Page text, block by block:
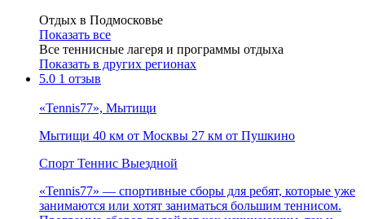
Отдых в Подмосковье
Показать все
Все теннисные лагеря и программы отдыха
Показать в других регионах
5.0 1 отзыв
«Tennis77», Мытищи
Мытищи 40 км от Москвы 27 км от Пушкино
Спорт Теннис Выездной
«Tennis77» — спортивные сборы для ребят, которые уже
занимаются или хотят заниматься большим теннисом.